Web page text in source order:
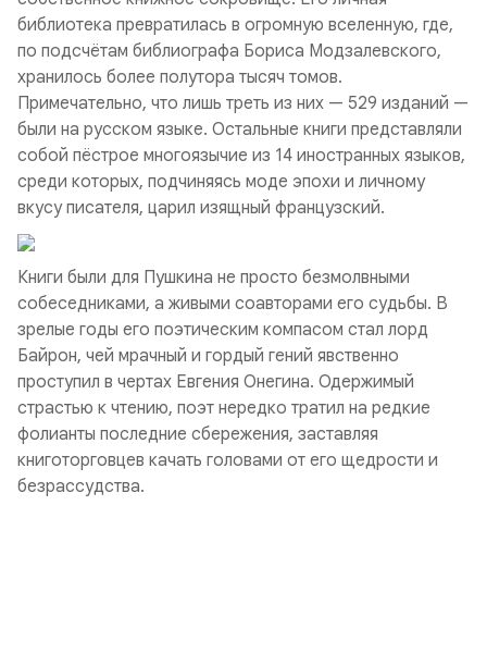
библиотека превратилась в огромную вселенную, где,
по подсчётам библиографа Бориса Модзалевского,
хранилось более полутора тысяч томов.
Примечательно, что лишь треть из них — 529 изданий —
были на русском языке. Остальные книги представляли
собой пёстрое многоязычие из 14 иностранных языков,
среди которых, подчиняясь моде эпохи и личному
вкусу писателя, царил изящный французский.
Книги были для Пушкина не просто безмолвными
собеседниками, а живыми соавторами его судьбы. В
зрелые годы его поэтическим компасом стал лорд
Байрон, чей мрачный и гордый гений явственно
проступил в чертах Евгения Онегина. Одержимый
страстью к чтению, поэт нередко тратил на редкие
фолианты последние сбережения, заставляя
книготорговцев качать головами от его щедрости и
безрассудства.